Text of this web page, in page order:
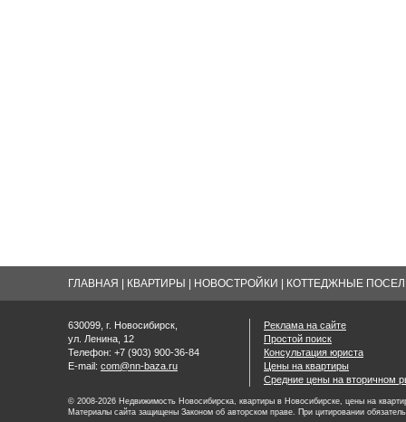
ГЛАВНАЯ КВАРТИРЫ НОВОСТРОЙКИ КОТТЕДЖНЫЕ
630099, г. Новосибирск,
ул. Ленина, 12
Телефон: +7 (903) 900-36-84
E-mail: com@nn-baza.ru
Реклама на сайте
Простой поиск
Консультация юриста
Цены на квартиры
Средние цены на вторичном
© 2008-2026 Недвижимость Новосибирска, квартиры в Новосибирске, цены на
Материалы сайта защищены Законом об авторском праве. При цитировании